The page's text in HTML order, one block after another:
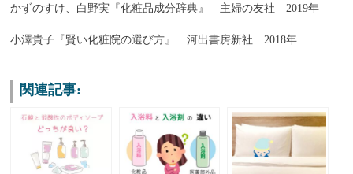
かずのすけ、白野実『化粧品成分辞典』 主婦の友社 2019年
小澤貴子『賢い化粧院の選び方』 河出書房新社 2018年
関連記事: